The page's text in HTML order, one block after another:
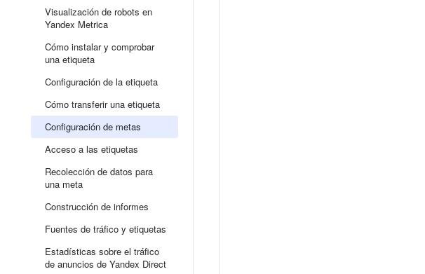
Visualización de robots en
Yandex Metrica
Cómo instalar y comprobar
una etiqueta
Configuración de la etiqueta
Cómo transferir una etiqueta
Configuración de metas
Acceso a las etiquetas
Recolección de datos para
una meta
Construcción de informes
Fuentes de tráfico y etiquetas
Estadísticas sobre el tráfico
de anuncios de Yandex Direct